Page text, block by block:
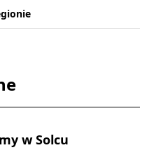
w Solcu